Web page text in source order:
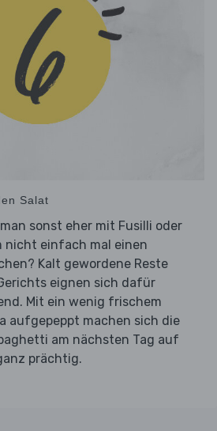
Salat
sonst eher mit Fusilli oder
nicht einfach mal einen
Kalt gewordene Reste
eignen sich dafür
Mit ein wenig frischem
aufgepeppt machen sich die
am nächsten Tag auf
prächtig.